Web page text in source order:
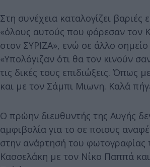
Στη συνέχεια καταλογίζει βαριές
«όλους αυτούς που φόρεσαν τον
στον ΣΥΡΙΖΑ», ενώ σε άλλο σημείο
«Υπολόγιζαν ότι θα τον κινούν
τις δικές τους επιδιώξεις. Όπως
και με τον Σάμπι Μιωνη. Καλά
Ο πρώην διευθυντής της Αυγής
αμφιβολία για το σε ποιους
στην ανάρτησή του φωτογραφίας
Κασσελάκη με τον Νίκο Παππά